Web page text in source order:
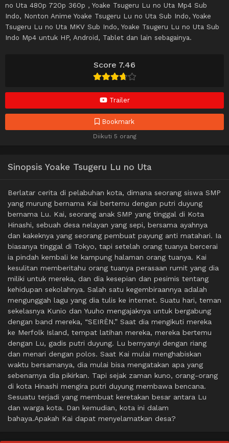
Score 7.46
Trailer
Bookmark
Diikuti 5 orang
no Uta 480p 720p 360p , Yoake Tsugeru Lu no Uta Mp4 Sub
Indo, Nonton Anime Yoake Tsugeru Lu no Uta Sub Indo, Yoake
Tsugeru Lu no Uta MKV Sub Indo, Yoake Tsugeru Lu no Uta Sub
Indo Mp4 untuk HP, Android, Tablet dan lain sebagainya.
Sinopsis Yoake Tsugeru Lu no Uta
Berlatar cerita di pelabuhan kota, dimana seorang siswa SMP
yang murung bernama Kai bertemu dengan putri duyung
bernama Lu. Kai, seorang anak SMP yang tinggal di Kota
Hinashi, sebuah desa nelayan yang sepi, bersama ayahnya
dan kakeknya yang seorang pembuat payung anti matahari. Ia
biasanya tinggal di Tokyo, tapi setelah orang tuanya bercerai
ia pindah kembali ke kampung halaman orang tuanya. Kai
kesulitan memberitahu orang tuanya perasaan rumit yang dia
miliki untuk mereka, dan dia kesepian dan pesimis tentang
kehidupan sekolahnya. Salah satu kegembiraannya adalah
mengunggah lagu yang dia tulis ke internet. Suatu hari, teman
sekelasnya Kunio dan Yuuho mengajaknya untuk bergabung
dengan band mereka, “SEIRÈN.” Saat dia mengikuti mereka
ke Merfolk Island, tempat latihan mereka, mereka bertemu
dengan Lu, gadis putri duyung. Lu bernyanyi dengan riang
dan menari dengan polos. Saat Kai mulai menghabiskan
waktu bersamanya, dia mulai bisa mengatakan apa yang
sebenarnya dia pikirkan. Tapi sejak zaman kuno, orang-orang
di kota Hinashi mengira putri duyung membawa bencana.
Sesuatu terjadi yang membuat keretakan besar antara Lu
dan warga kota. Dan kemudian, kota ini dalam
bahaya.Apakah Kai dapat menyelamatkan desa?